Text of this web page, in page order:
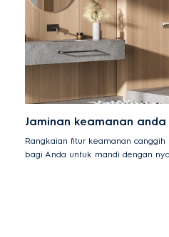
Jaminan keamanan anda
Rangkaian fitur keamanan
bagi Anda untuk mandi dengan